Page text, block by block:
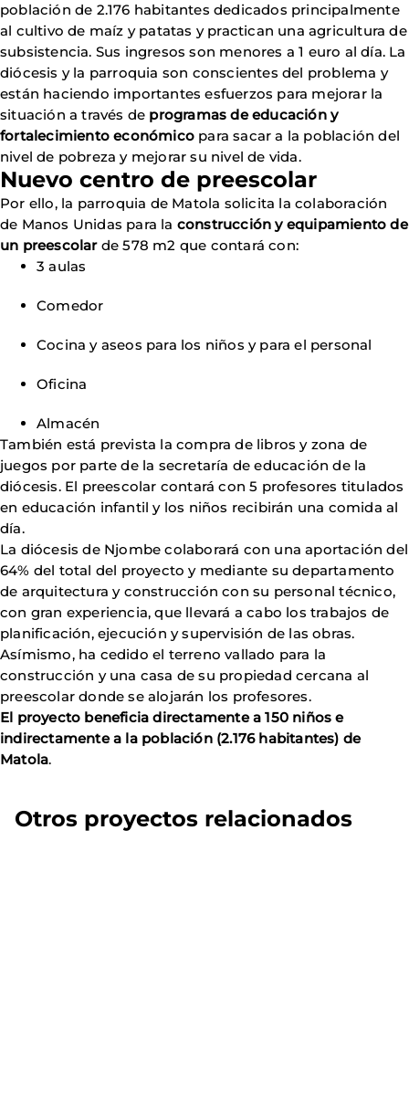
población de 2.176 habitantes dedicados principalmente
al cultivo de maíz y patatas y practican una agricultura de
subsistencia. Sus ingresos son menores a 1 euro al día. La
diócesis y la parroquia son conscientes del problema y
están haciendo importantes esfuerzos para mejorar la
situación a través de programas de educación y
fortalecimiento económico para sacar a la población del
nivel de pobreza y mejorar su nivel de vida.
Nuevo centro de preescolar
Por ello, la parroquia de Matola solicita la colaboración
de Manos Unidas para la construcción y equipamiento de
un preescolarde 578 m2 que contará con:
3 aulas
Comedor
Cocina y aseos para los niños y para el personal
Oficina
Almacén
También está prevista la compra de libros y zona de
juegos por parte de la secretaría de educación de la
diócesis. El preescolar contará con 5 profesores titulados
en educación infantil y los niños recibirán una comida al
día.
La diócesis de Njombe colaborará con una aportación del
64% del total del proyecto y mediante su departamento
de arquitectura y construcción con su personal técnico,
con gran experiencia, que llevará a cabo los trabajos de
planificación, ejecución y supervisión de las obras.
Asímismo, ha cedido el terreno vallado para la
construcción y una casa de su propiedad cercana al
preescolar donde se alojarán los profesores.
El proyecto beneficia directamente a 150 niños e
indirectamente a la población (2.176 habitantes) de
Matola.
Otros proyectos relacionados